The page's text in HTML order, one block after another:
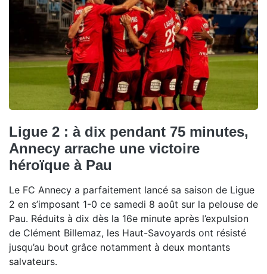
Ligue 2 : à dix pendant 75 minutes,
Annecy arrache une victoire
héroïque à Pau
Le FC Annecy a parfaitement lancé sa saison de Ligue
2 en s’imposant 1-0 ce samedi 8 août sur la pelouse de
Pau. Réduits à dix dès la 16e minute après l’expulsion
de Clément Billemaz, les Haut-Savoyards ont résisté
jusqu’au bout grâce notamment à deux montants
salvateurs.